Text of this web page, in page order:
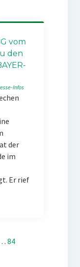
vom
den
Infos
der
im
Er rief
84